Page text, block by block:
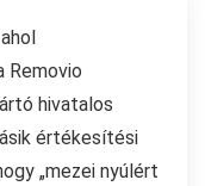
Removio
hivatalos
értékesítési
„mezei nyúlért